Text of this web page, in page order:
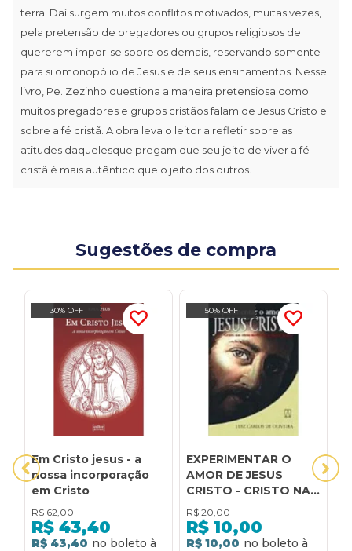
terra. Daí surgem muitos conflitos motivados, muitas vezes,
pela pretensão de pregadores ou grupos religiosos de
quererem impor-se sobre os demais, reservando somente
para si omonopólio de Jesus e de seus ensinamentos. Nesse
livro, Pe. Zezinho questiona a maneira pretensiosa como
muitos pregadores e grupos cristãos falam de Jesus Cristo e
sobre a fé cristã. A obra leva o leitor a refletir sobre as
atitudes daquelesque pregam que seu jeito de viver a fé
cristã é mais autêntico que o jeito dos outros.
Sugestões de compra
30% OFF
Em Cristo jesus - a
nossa incorporação
em Cristo
R$ 62,00
R$ 43,40
R$ 43,40
50% OFF
EXPERIMENTAR O
AMOR DE JESUS
CRISTO - CRISTO NAS
OBRAS
R$ 20,00
R$ 10,00
R$ 10,00